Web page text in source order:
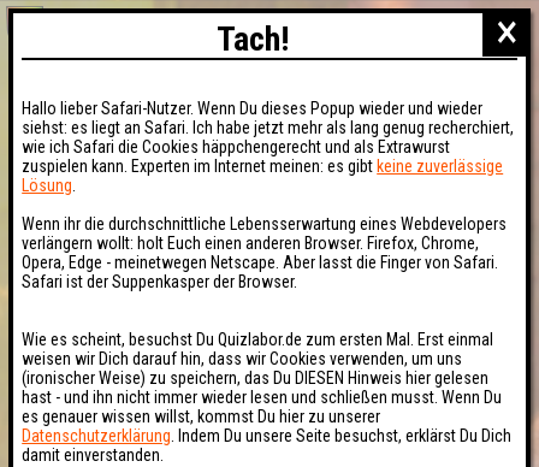
×
Tach!
Hallo lieber Safari-Nutzer. Wenn Du dieses Popup wieder und wieder
siehst: es liegt an Safari. Ich habe jetzt mehr als lang genug recherchiert,
wie ich Safari die Cookies häppchengerecht und als Extrawurst
zuspielen kann. Experten im Internet meinen: es gibt keine zuverlässige
Lösung
Wenn ihr die durchschnittliche Lebensserwartung eines Webdevelopers
verlängern wollt: holt Euch einen anderen Browser. Firefox, Chrome,
Opera, Edge - meinetwegen Netscape. Aber lasst die Finger von Safari.
Safari ist der Suppenkasper der Browser.
Wie es scheint, besuchst Du Quizlabor.de zum ersten Mal. Erst einmal
weisen wir Dich darauf hin, dass wir Cookies verwenden, um uns
(ironischer Weise) zu speichern, das Du DIESEN Hinweis hier gelesen
hast - und ihn nicht immer wieder lesen und schließen musst. Wenn Du
es genauer wissen willst, kommst Du hier zu unserer
Datenschutzerklärung . Indem Du unsere Seite besuchst, erklärst Du Dich
damit einverstanden.